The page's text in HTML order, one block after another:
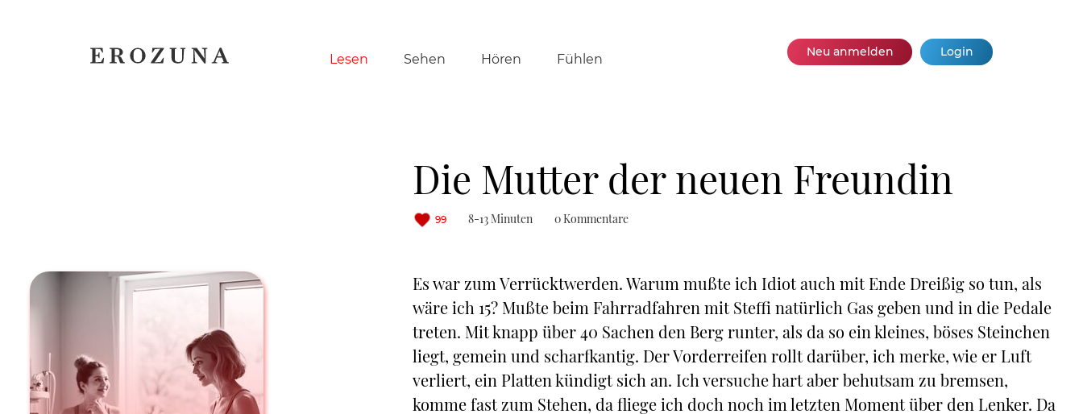
Navigation
Lesen Sehen Hören Fühlen Neu anmelden Login
Die Mutter der neuen Freundin
99 8-13 Minuten 0 Kommentare
Es war zum Verrücktwerden. Warum mußte ich Idiot auch mit Ende Dreißig so tun, als
wäre ich 15? Mußte beim Fahrradfahren mit Steffi natürlich Gas geben und in die Pedale
treten. Mit knapp über 40 Sachen den Berg runter, als da so ein kleines, böses Steinchen
liegt, gemein und scharfkantig. Der Vorderreifen rollt darüber, ich merke, wie er Luft
verliert, ein Platten kündigt sich an. Ich versuche hart aber behutsam zu bremsen,
komme fast zum Stehen, da fliege ich doch noch im letzten Moment über den Lenker. Da